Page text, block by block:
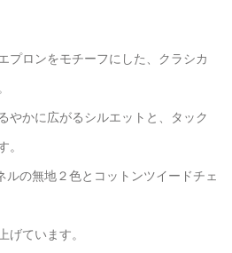
プロンをモチーフにした、クラシカ
やかに広がるシルエットと、タック
。
ルの無地２色とコットンツイードチェ
げています。